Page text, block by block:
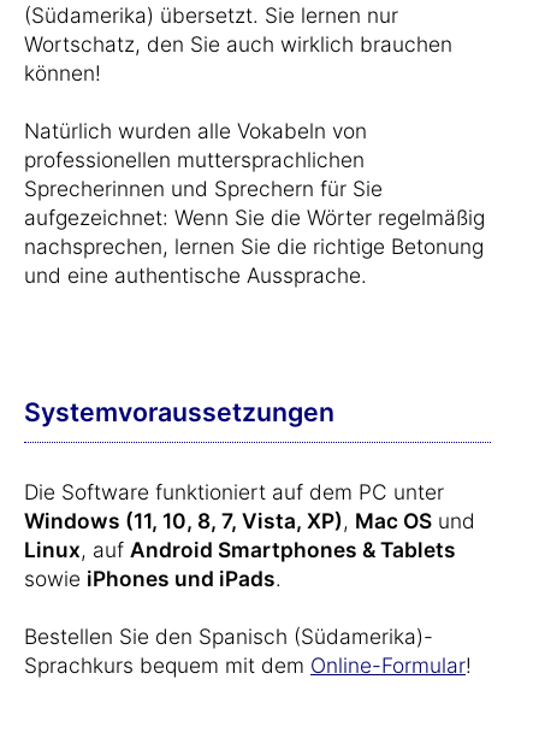
(Südamerika) übersetzt. Sie lernen nur
Wortschatz, den Sie auch wirklich brauchen
können!
Natürlich wurden alle Vokabeln von
professionellen muttersprachlichen
Sprecherinnen und Sprechern für Sie
aufgezeichnet: Wenn Sie die Wörter regelmäßig
nachsprechen, lernen Sie die richtige Betonung
und eine authentische Aussprache.
Systemvoraussetzungen
Die Software funktioniert auf dem PC unter
Windows (11, 10, 8, 7, Vista, XP), Mac OS und
Linux, auf Android Smartphones & Tablets
sowie iPhones und iPads.
Bestellen Sie den Spanisch (Südamerika)-
Sprachkurs bequem mit dem Online-Formular!